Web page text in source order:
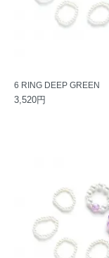
6 RING DEEP GREEN
3,520円